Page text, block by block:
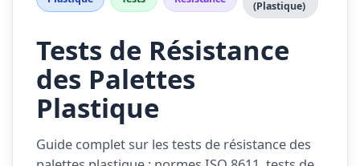
(Plastique)
Tests de Résistance
des Palettes
Plastique
Guide complet sur les tests de résistance des